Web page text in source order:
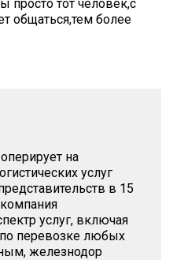
просто тот человек,с
общаться,тем более
на
услуг
в 15
услуг, включая
по перевозке любых
железнодор